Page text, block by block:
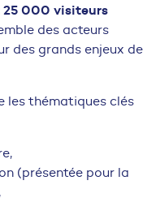
000 visiteurs
des acteurs
des grands enjeux de
les thématiques clés
(présentée pour la